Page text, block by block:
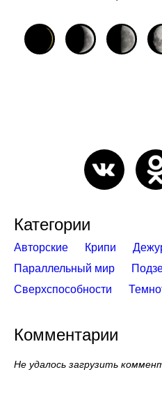
Категории
Авторские Крипи
Параллельный мир
Сверхспособности
Комментарии
Не удалось загрузить